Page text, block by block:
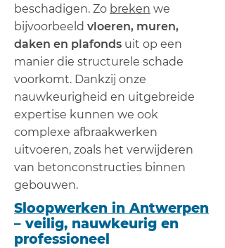
beschadigen. Zo breken we
bijvoorbeeld vloeren, muren,
daken en plafonds uit op een
manier die structurele schade
voorkomt. Dankzij onze
nauwkeurigheid en uitgebreide
expertise kunnen we ook
complexe afbraakwerken
uitvoeren, zoals het verwijderen
van betonconstructies binnen
gebouwen.
Sloopwerken in Antwerpen
– veilig, nauwkeurig en
professioneel